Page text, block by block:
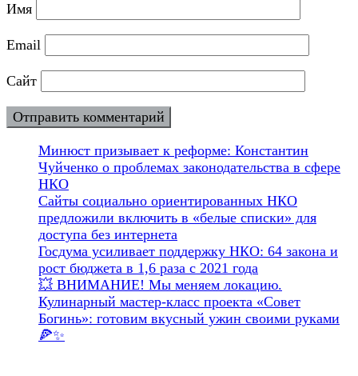
Имя
Email
Сайт
Минюст призывает к реформе: Константин
Чуйченко о проблемах законодательства в сфере
НКО
Сайты социально ориентированных НКО
предложили включить в «белые списки» для
доступа без интернета
Госдума усиливает поддержку НКО: 64 закона и
рост бюджета в 1,6 раза с 2021 года
💥 ВНИМАНИЕ! Мы меняем локацию.
Кулинарный мастер-класс проекта «Совет
Богинь»: готовим вкусный ужин своими руками
🍕✨